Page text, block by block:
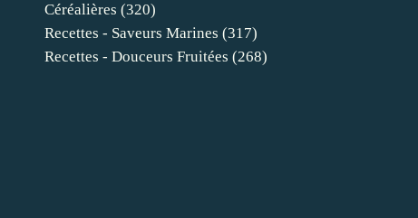
Céréalières (320)
Recettes - Saveurs Marines (317)
Recettes - Douceurs Fruitées (268)